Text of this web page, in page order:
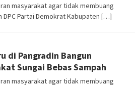
masyarakat agar tidak membuang
DPC Partai Demokrat Kabupaten […]
di Pangradin Bangun
Sungai Bebas Sampah
masyarakat agar tidak membuang